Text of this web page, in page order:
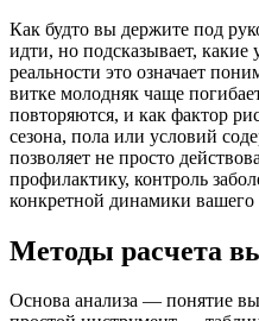
Как будто вы держите под
идти, но подсказывает,
реальности это означает
витке молодняк чаще
повторяются, и как фактор
сезона, пола или условий
позволяет не просто
профилактику, контроль
конкретной динамики вашего
Методы расчета
Основа анализа — понятие